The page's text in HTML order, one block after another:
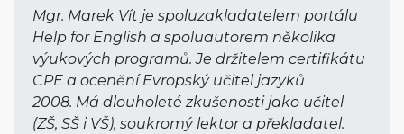
Mgr. Marek Vít je spoluzakladatelem portálu
Help for English a spoluautorem několika
výukových programů. Je držitelem certifikátu
CPE a ocenění Evropský učitel jazyků
2008. Má dlouholeté zkušenosti jako učitel
(ZŠ, SŠ i VŠ), soukromý lektor a překladatel.